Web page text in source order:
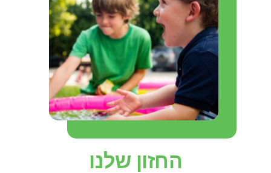
החזון שלנו